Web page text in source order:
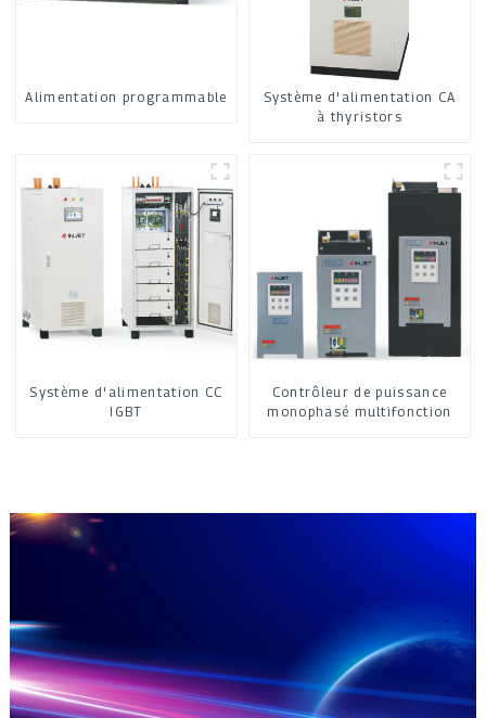
Alimentation programmable
Système d'alimentation CA
à thyristors
Système d'alimentation CC
IGBT
Contrôleur de puissance
monophasé multifonction